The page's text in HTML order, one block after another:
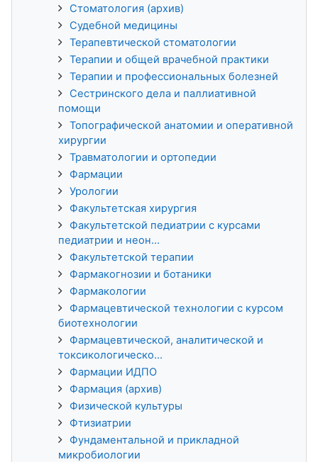
Стоматология (архив)
Судебной медицины
Терапевтической стоматологии
Терапии и общей врачебной практики
Терапии и профессиональных болезней
Сестринского дела и паллиативной
помощи
Топографической анатомии и оперативной
хирургии
Травматологии и ортопедии
Фармации
Урологии
Факультетская хирургия
Факультетской педиатрии с курсами
педиатрии и неон...
Факультетской терапии
Фармакогнозии и ботаники
Фармакологии
Фармацевтической технологии с курсом
биотехнологии
Фармацевтической, аналитической и
токсикологическо...
Фармации ИДПО
Фармация (архив)
Физической культуры
Фтизиатрии
Фундаментальной и прикладной
микробиологии